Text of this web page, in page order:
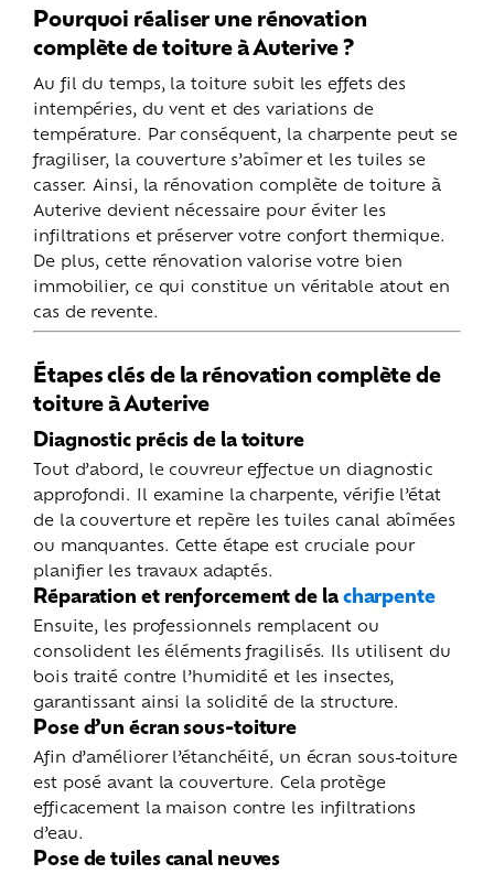
Pourquoi réaliser une rénovation
complète de toiture à Auterive ?
Au fil du temps, la toiture subit les effets des
intempéries, du vent et des variations de
température. Par conséquent, la charpente peut se
fragiliser, la couverture s’abîmer et les tuiles se
casser. Ainsi, la rénovation complète de toiture à
Auterive devient nécessaire pour éviter les
infiltrations et préserver votre confort thermique.
De plus, cette rénovation valorise votre bien
immobilier, ce qui constitue un véritable atout en
cas de revente.
Étapes clés de la rénovation complète de
toiture à Auterive
Diagnostic précis de la toiture
Tout d’abord, le couvreur effectue un diagnostic
approfondi. Il examine la charpente, vérifie l’état
de la couverture et repère les tuiles canal abîmées
ou manquantes. Cette étape est cruciale pour
planifier les travaux adaptés.
Réparation et renforcement de lacharpente
Ensuite, les professionnels remplacent ou
consolident les éléments fragilisés. Ils utilisent du
bois traité contre l’humidité et les insectes,
garantissant ainsi la solidité de la structure.
Pose d’un écran sous-toiture
Afin d’améliorer l’étanchéité, un écran sous-toiture
est posé avant la couverture. Cela protège
efficacement la maison contre les infiltrations
d’eau.
Pose de tuiles canal neuves